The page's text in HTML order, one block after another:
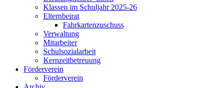
Klassen im Schuljahr 2025-26
Elternbeirat
Fahrkartenzuschuss
Verwaltung
Mitarbeiter
Schulsozialarbeit
Kernzeitbetreuung
Förderverein
Förderverein